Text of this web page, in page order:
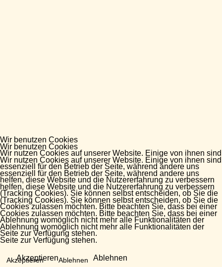
Wir benutzen Cookies
Wir nutzen Cookies auf unserer Website. Einige von ihnen sind
essenziell für den Betrieb der Seite, während andere uns
helfen, diese Website und die Nutzererfahrung zu verbessern
(Tracking Cookies). Sie können selbst entscheiden, ob Sie die
Cookies zulassen möchten. Bitte beachten Sie, dass bei einer
Ablehnung womöglich nicht mehr alle Funktionalitäten der
Seite zur Verfügung stehen.
Akzeptieren Ablehnen
Wir benutzen Cookies
Wir nutzen Cookies auf unserer Website. Einige von ihnen sind
essenziell für den Betrieb der Seite, während andere uns
helfen, diese Website und die Nutzererfahrung zu verbessern
(Tracking Cookies). Sie können selbst entscheiden, ob Sie die
Cookies zulassen möchten. Bitte beachten Sie, dass bei einer
Ablehnung womöglich nicht mehr alle Funktionalitäten der
Seite zur Verfügung stehen.
Akzeptieren Ablehnen